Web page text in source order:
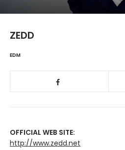
ZEDD
EDM
OFFICIAL WEB SITE:
http://www.zedd.net